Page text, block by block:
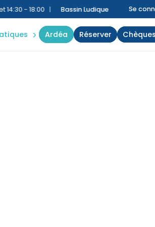
- 18:00 | Bassin Ludique:10:00 - 13:15 et
Se
ardéa réserver